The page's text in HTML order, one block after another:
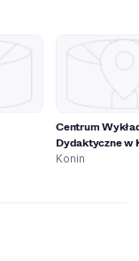
Centrum
Dydaktyczne w
Konin